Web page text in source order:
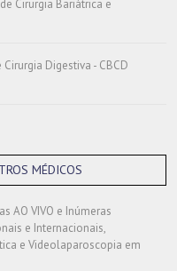
Cirurgia Bariátrica e
Digestiva - CBCD
MÉDICOS
AO VIVO e Inúmeras
e Internacionais,
e Videolaparoscopia em